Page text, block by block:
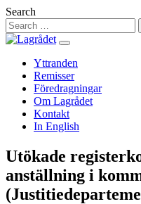
Hoppa
till
innehåll
Search
Yttranden
Remisser
Föredragningar
Om Lagrådet
Kontakt
In English
Utökade
anställning i